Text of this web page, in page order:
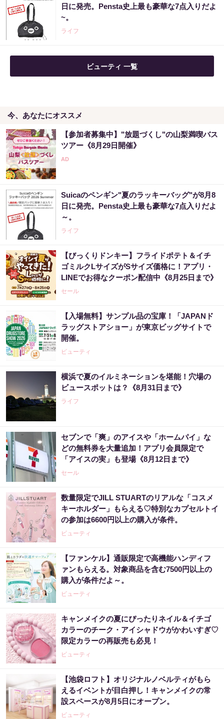
PR（合同会社デジタルファーム ）
日に発売。Pensta史上最も豪華な7点入りだよ
~。
ライフ
ビューティ 一覧
今、あなたにオススメ
【参加者募集中】"放題づくし"の山梨満喫バス
ツアー《8月29日開催》
Suicaのペンギン"夏のラッキーバッグ"が8月8
日に発売。Pensta史上最も豪華な7点入りだよ
～。
ライフ
【びっくりドンキー】フライドポテト＆イチ
ゴミルクLサイズがSサイズ価格に！アプリ・
LINEでお得なクーポン配信中《8月25日まで》
セール
【入場無料】サンプル品の宝庫！「JAPANド
ラッグストアショー」が東京ビッグサイトで
開催。
ビューティ
横浜で夏のイルミネーションを堪能！穴場の
ビュースポットは？《8月31日まで》
ライフ
セブンで「爽」のアイスや「ホームパイ」な
どの無料券を大量追加！アプリ会員限定で
「アイスの実」も登場《8月12日まで》
セール
数量限定でJILL STUARTのリアルな「コスメ
キーホルダー」もらえる♡特別なカプセルトイ
の参加は6600円以上の購入が条件。
ビューティ
【ファンケル】通販限定で高機能ハンディフ
ァンもらえる。対象商品を含む7500円以上の
購入が条件だよ～。
ビューティ
キャンメイクの夏にぴったりネイル＆イチゴ
カラーのチーク・アイシャドウがかわいすぎ♡
限定カラーの再販売も必見！
ビューティ
【池袋ロフト】オリジナルノベルティがもら
えるイベントが目白押し！キャンメイクの常
設スペースが8月5日にオープン。
ビューティ